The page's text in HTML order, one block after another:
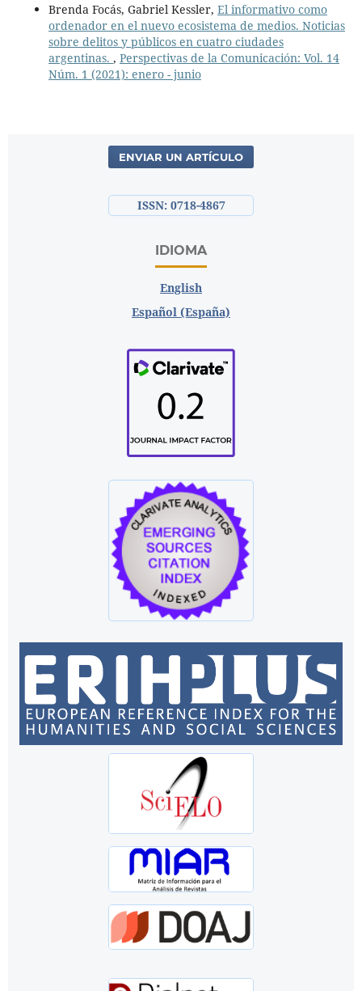
Brenda Focás, Gabriel Kessler, El informativo como
ordenador en el nuevo ecosistema de medios. Noticias
sobre delitos y públicos en cuatro ciudades
argentinas. , Perspectivas de la Comunicación: Vol. 14
Núm. 1 (2021): enero - junio
ENVIAR UN ARTÍCULO
ISSN: 0718-4867
IDIOMA
English
Español (España)